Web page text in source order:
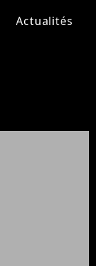
Actualités